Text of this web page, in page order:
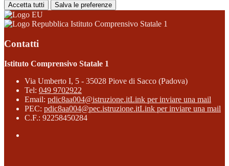
Accetta tutti Salva le preferenze
Istituto Comprensivo Statale 1
Contatti
Istituto Comprensivo Statale 1
Via Umberto I, 5 - 35028 Piove di Sacco (Padova)
Tel: 049 9702922
Email: pdic8aa004@istruzione.itLink per inviare una mail
PEC: pdic8aa004@pec.istruzione.itLink per inviare una mail
C.F.: 92258450284